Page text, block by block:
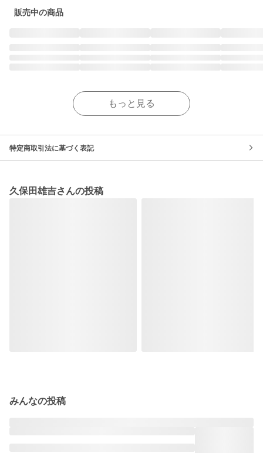
販売中の商品
もっと見る
特定商取引法に基づく表記
久保田雄吉さんの投稿
みんなの投稿